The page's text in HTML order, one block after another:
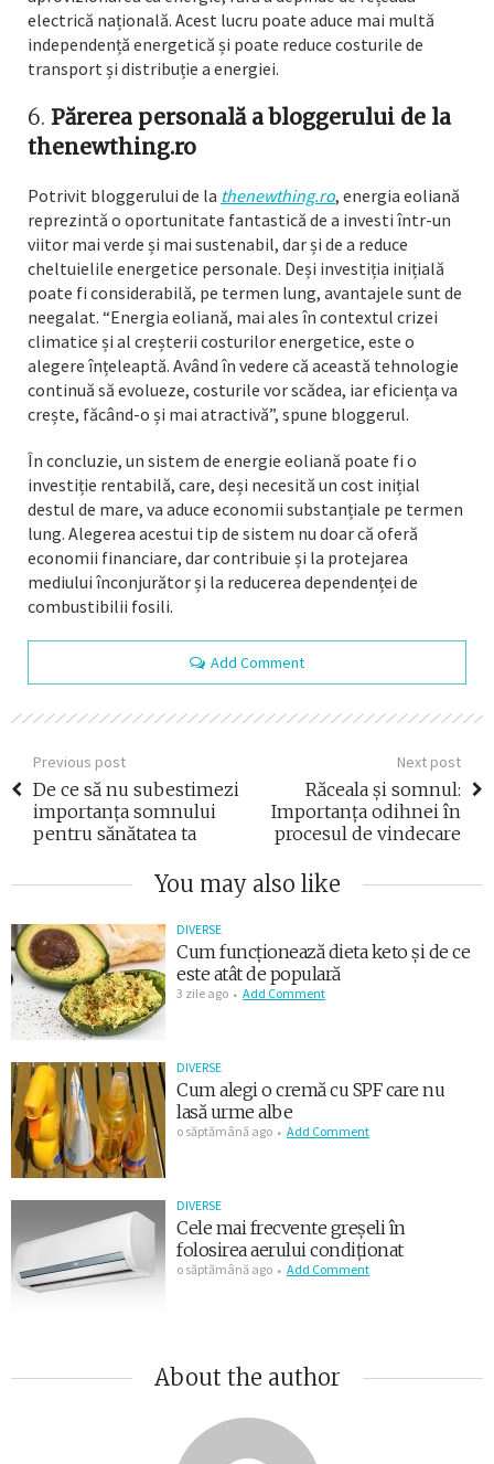
electrică națională. Acest lucru poate aduce mai multă
independență energetică și poate reduce costurile de
transport și distribuție a energiei.
6. Părerea personală a bloggerului de la
thenewthing.ro
Potrivit bloggerului de la thenewthing.ro, energia eoliană
reprezintă o oportunitate fantastică de a investi într-un
viitor mai verde și mai sustenabil, dar și de a reduce
cheltuielile energetice personale. Deși investiția inițială
poate fi considerabilă, pe termen lung, avantajele sunt de
neegalat. “Energia eoliană, mai ales în contextul crizei
climatice și al creșterii costurilor energetice, este o
alegere înțeleaptă. Având în vedere că această tehnologie
continuă să evolueze, costurile vor scădea, iar eficiența va
crește, făcând-o și mai atractivă”, spune bloggerul.
În concluzie, un sistem de energie eoliană poate fi o
investiție rentabilă, care, deși necesită un cost inițial
destul de mare, va aduce economii substanțiale pe termen
lung. Alegerea acestui tip de sistem nu doar că oferă
economii financiare, dar contribuie și la protejarea
mediului înconjurător și la reducerea dependenței de
combustibilii fosili.
Add Comment
Previous post
De ce să nu subestimezi
importanța somnului
pentru sănătatea ta
Next post
Răceala și somnul:
Importanța odihnei în
procesul de vindecare
You may also like
DIVERSE
Cum funcționează dieta keto și de ce
este atât de populară
3 zile ago Add Comment
DIVERSE
Cum alegi o cremă cu SPF care nu
lasă urme albe
o săptămână ago Add Comment
DIVERSE
Cele mai frecvente greșeli în
folosirea aerului condiționat
o săptămână ago Add Comment
About the author